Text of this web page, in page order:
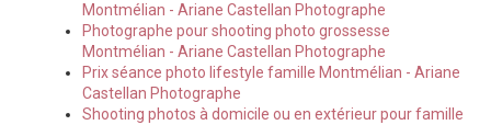
Montmélian - Ariane Castellan Photographe
Photographe pour shooting photo grossesse
Montmélian - Ariane Castellan Photographe
Prix séance photo lifestyle famille Montmélian - Ariane
Castellan Photographe
Shooting photos à domicile ou en extérieur pour famille